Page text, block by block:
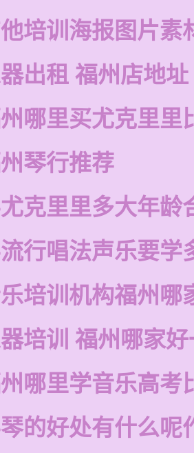
培训海报图片素
出租 福州店地址
哪里买尤克里里
琴行推荐
克里里多大年龄
行唱法声乐要学
培训机构福州哪
培训 福州哪家
哪里学音乐高考
的好处有什么呢